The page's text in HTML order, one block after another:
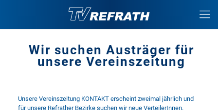
Wir suchen Austräger für
unsere Vereinszeitung
Unsere Vereinszeitung KONTAKT erscheint zweimal jährlich und
für unsere Refrather Bezirke suchen wir neue VerteilerInnen.